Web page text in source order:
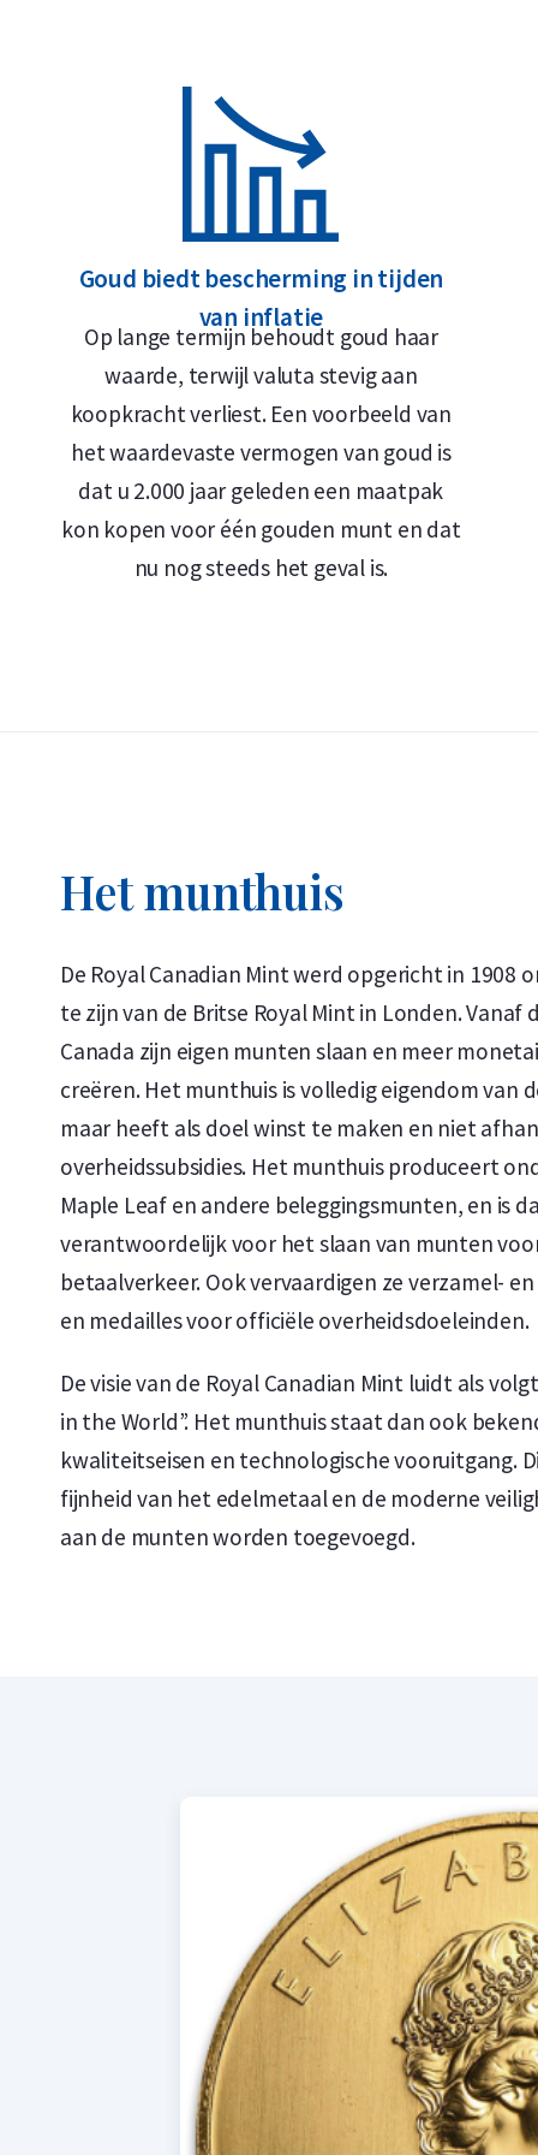
Veilige en verzekerde opslag mogelijk via
De gouden Maple Leaf munt is een toonbeeld
ontwerp. Op de voorzijde staat het officiële
Koning Charles III (2024–heden), vergezeld van
10 Canadese dollars. Door de jaren heen
II op de munt gestaan. De achterzijde,
esdoornblad – het nationale symbool van
zuiverheid: “9999 FINE GOLD / OR PUR”. Deze
nauwelijks veranderd.
Prijs en Verkoopwaarde
kopje ‘verkopen aan ons’ kunt u zien wat wij
Goud biedt bescherming in tijden
van inflatie
Op lange termijn behoudt goud haar
waarde, terwijl valuta stevig aan
koopkracht verliest. Een voorbeeld van
het waardevaste vermogen van goud is
dat u 2.000 jaar geleden een maatpak
kon kopen voor één gouden munt en dat
nu nog steeds het geval is.
Het munthuis
De Royal Canadian Mint werd opgericht in 1908
te zijn van de Britse Royal Mint in Londen.
Canada zijn eigen munten slaan en meer
creëren. Het munthuis is volledig eigendom van
maar heeft als doel winst te maken en niet
overheidssubsidies. Het munthuis produceert
Maple Leaf en andere beleggingsmunten, en is
verantwoordelijk voor het slaan van munten
betaalverkeer. Ook vervaardigen ze verzamel-
en medailles voor officiële overheidsdoeleinden.
De visie van de Royal Canadian Mint luidt als
in the World”. Het munthuis staat dan ook
kwaliteitseisen en technologische vooruitgang.
fijnheid van het edelmetaal en de moderne
aan de munten worden toegevoegd.